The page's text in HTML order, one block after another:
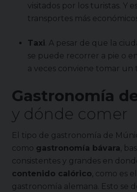
visitados por los turistas. Y
transportes más
Taxi. A pesar de que la
se puede recorrer a pie o
a veces conviene tomar un
Gastronomía
y dónde comer
El tipo de gastronomía de
como gastronomía bávara,
consistentes y grandes en
contenido calórico, como es
gastronomía alemana. Esto se